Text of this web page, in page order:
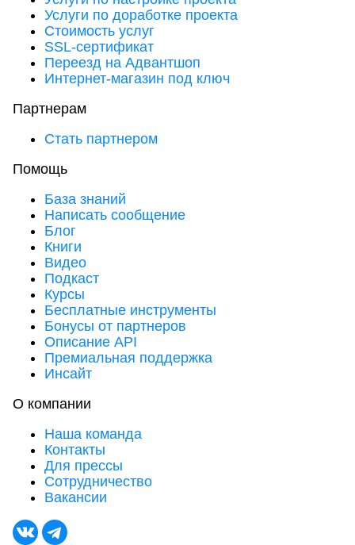
Услуги по доработке проекта
Стоимость услуг
SSL-сертификат
Переезд на Адвантшоп
Интернет-магазин под ключ
Партнерам
Стать партнером
Помощь
База знаний
Написать сообщение
Блог
Книги
Видео
Подкаст
Курсы
Бесплатные инструменты
Бонусы от партнеров
Описание API
Премиальная поддержка
Инсайт
О компании
Наша команда
Контакты
Для прессы
Сотрудничество
Вакансии